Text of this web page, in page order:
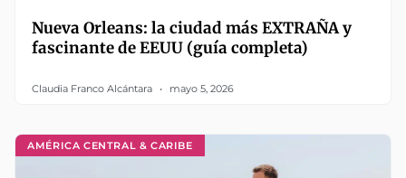
Nueva Orleans: la ciudad más EXTRAÑA y
fascinante de EEUU (guía completa)
Claudia Franco Alcántara mayo 5, 2026
AMÉRICA CENTRAL & CARIBE